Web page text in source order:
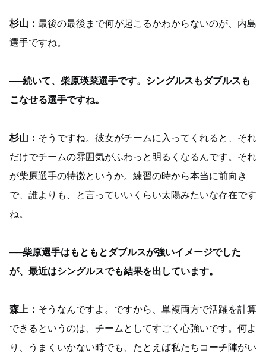
杉山： 最後の最後まで何が起こるかわからないのが、内島
選手ですね。
──続いて、柴原瑛菜選手です。シングルスもダブルスも
こなせる選手ですね。
杉山： そうですね。彼女がチームに入ってくれると、それ
だけでチームの雰囲気がふわっと明るくなるんです。それ
が柴原選手の特徴というか。練習の時から本当に前向き
で、誰よりも、と言っていいくらい太陽みたいな存在です
ね。
──柴原選手はもともとダブルスが強いイメージでした
が、最近はシングルスでも結果を出しています。
森上： そうなんですよ。ですから、単複両方で活躍を計算
できるというのは、チームとしてすごく心強いです。何よ
り、うまくいかない時でも、たとえば私たちコーチ陣がい